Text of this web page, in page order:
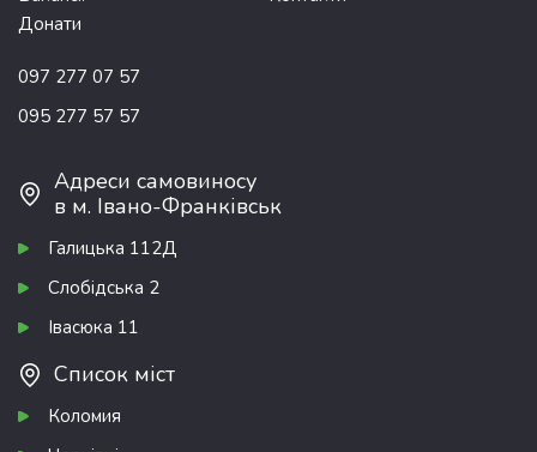
Донати
097 277 07 57
095 277 57 57
Адреси самовиносу
в м. Івано-Франківськ
Галицька 112Д
Слобідська 2
Івасюка 11
Список міст
Коломия